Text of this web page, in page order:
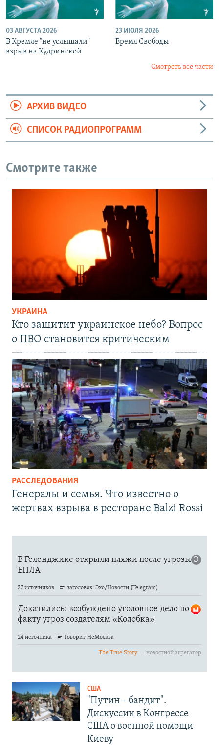
03 АВГУСТА 2026
В Кремле "не услышали"
взрыв на Кудринской
23 ИЮЛЯ 2026
Время Свободы
Смотреть все части
АРХИВ ВИДЕО
СПИСОК РАДИОПРОГРАММ
Смотрите также
УКРАИНА
Кто защитит украинское небо? Вопрос
о ПВО становится критическим
РАССЛЕДОВАНИЯ
Генералы и семья. Что известно о
жертвах взрыва в ресторане Balzi Rossi
США
"Путин – бандит".
Дискуссии в Конгрессе
США о военной помощи
Киеву